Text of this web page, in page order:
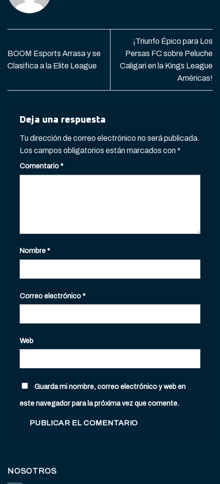
BOOM Esports Arrasa y se
Clasifica a la Elite League
¡Triunfo Épico para Los
Persas FC sobre Peluche
Caligari en la Kings League
Américas!
Deja una respuesta
Tu dirección de correo electrónico no será publicada.
Los campos obligatorios están marcados con*
Comentario*
Nombre*
Correo electrónico*
Web
Guarda mi nombre, correo electrónico y web en
este navegador para la próxima vez que comente.
NOSOTROS